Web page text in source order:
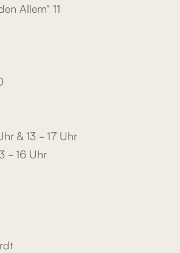
Allern" 11
& 13 - 17 Uhr
- 16 Uhr